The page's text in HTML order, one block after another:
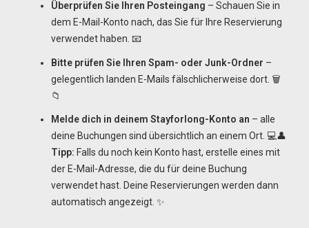
Überprüfen Sie Ihren Posteingang – Schauen Sie in
dem E-Mail-Konto nach, das Sie für Ihre Reservierung
verwendet haben. 📧
Bitte prüfen Sie Ihren Spam- oder Junk-Ordner –
gelegentlich landen E-Mails fälschlicherweise dort. 🗑️
📁
Melde dich in deinem Stayforlong-Konto an – alle
deine Buchungen sind übersichtlich an einem Ort. 💻👤
Tipp: Falls du noch kein Konto hast, erstelle eines mit
der E-Mail-Adresse, die du für deine Buchung
verwendet hast. Deine Reservierungen werden dann
automatisch angezeigt. ✨